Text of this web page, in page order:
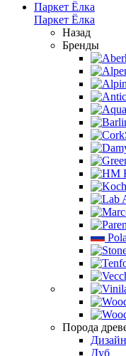
Паркет Ёлка
Паркет Ёлка
Назад
Бренды
Порода
Дуб